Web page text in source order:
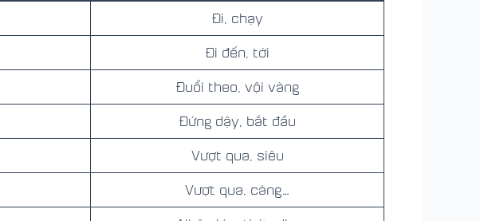
Đi, chạy
Đi đến, tới
Đuổi theo, vội vàng
Đứng dậy, bắt đầu
Vượt qua, siêu
Vượt qua, càng…